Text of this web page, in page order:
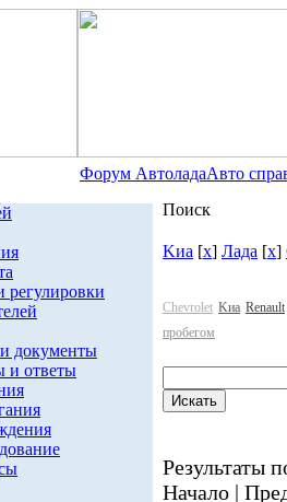
Форум АвтоладаАвто
регулировки
документы
и ответы
Поиск
Kиа [x] Лада [x]
Chevrolet Kиа Renault
пробегом
Результаты
Начало |